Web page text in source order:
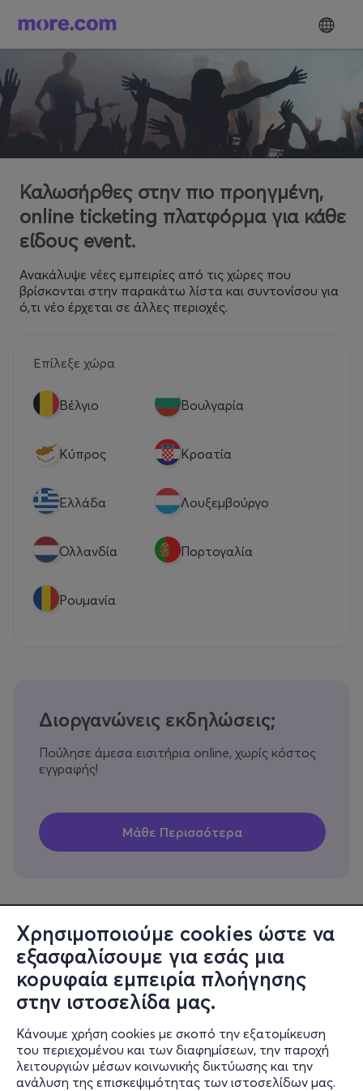
Χρησιμοποιούμε cookies ώστε να
εξασφαλίσουμε για εσάς μια
κορυφαία εμπειρία πλοήγησης
στην ιστοσελίδα μας.
Κάνουμε χρήση cookies με σκοπό την εξατομίκευση
του περιεχομένου και των διαφημίσεων, την παροχή
λειτουργιών μέσων κοινωνικής δικτύωσης και την
ανάλυση της επισκεψιμότητας των ιστοσελίδων μας.
Καλωσήρθες στην πιο προηγμένη,
online ticketing πλατφόρμα για κάθε
είδους event.
Ανακάλυψε νέες εμπειρίες από τις χώρες που
βρίσκονται στην παρακάτω λίστα και συντονίσου για
ό,τι νέο έρχεται σε άλλες περιοχές.
Επίλεξε χώρα
Βέλγιο Βουλγαρία
Κύπρος Κροατία
Eλλάδα Λουξεμβούργο
Ολλανδία Πορτογαλία
Ρουμανία
Διοργανώνεις εκδηλώσεις;
Πούλησε άμεσα εισιτήρια online, χωρίς κόστος
εγγραφής!
Πληροφορίες
Υποστήριξη
Stay Connected